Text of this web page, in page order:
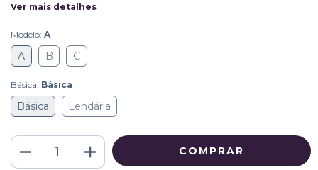
Ver mais detalhes
Modelo: A
A B C
Básica: Básica
Básica Lendária